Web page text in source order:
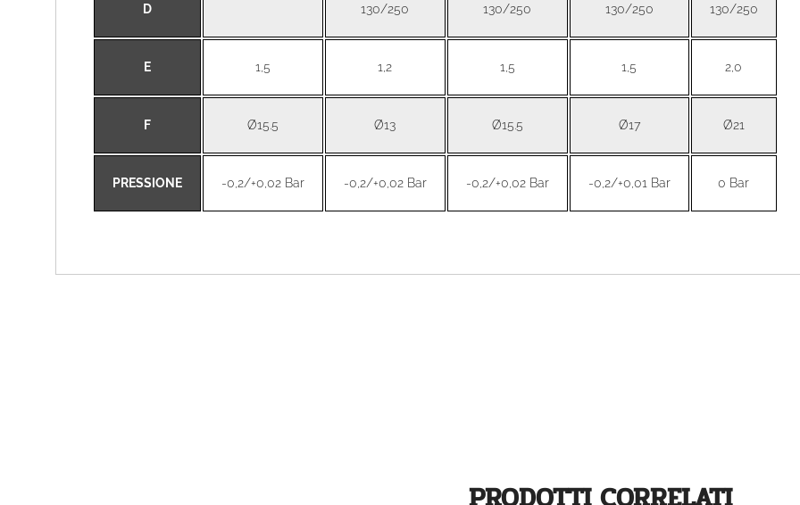
D 130/250 130/250 130/250 130/250
E 1,5 1,2 1,5 1,5 2,0
F Ø15.5 Ø13 Ø15.5 Ø17 Ø21
PRESSIONE -0,2/+0,02 Bar -0,2/+0,02 Bar -0,2/+0,02 Bar -0,2/+0,01 Bar 0 Bar